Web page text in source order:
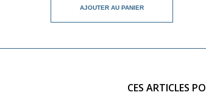
AJOUTER AU PANIER
CES ARTICLES